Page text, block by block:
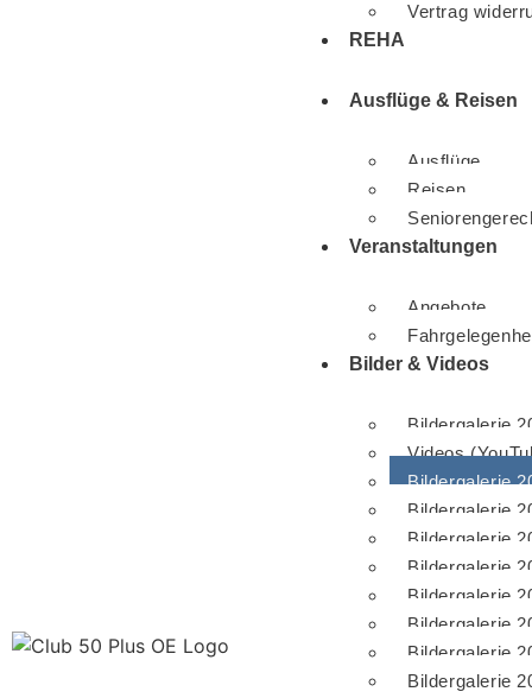
Vertrag
REHA
Ausflüge & Reisen
Ausflüge
Reisen
Veranstaltungen
Angebote
Bilder & Videos
Bildergalerie
Videos
Bildergalerie
Bildergalerie
Bildergalerie
Bildergalerie
Bildergalerie
Bildergalerie
Bildergalerie
Bildergalerie